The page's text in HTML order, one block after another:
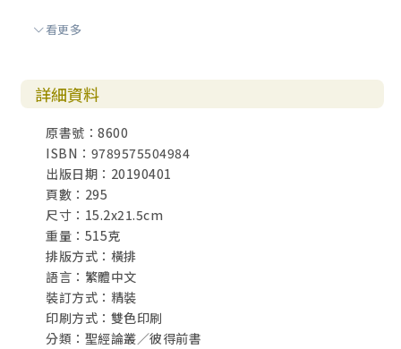
神的目的－得著基業（一4）
神的目的－天上基業的實質（一4）
信息9 ／ 159
神的保守－救恩的意義（一5）
信息10 ／ 175
神的保守－救恩的保證（一5）
試驗信心的火（一6-9）
看更多
詳細資料
原書號：8600
ISBN：9789575504984
出版日期：20190401
頁數：295
尺寸：15.2x21.5cm
重量：515克
排版方式：橫排
語言：繁體中文
裝訂方式：精裝
印刷方式：雙色印刷
分類：聖經論叢／彼得前書